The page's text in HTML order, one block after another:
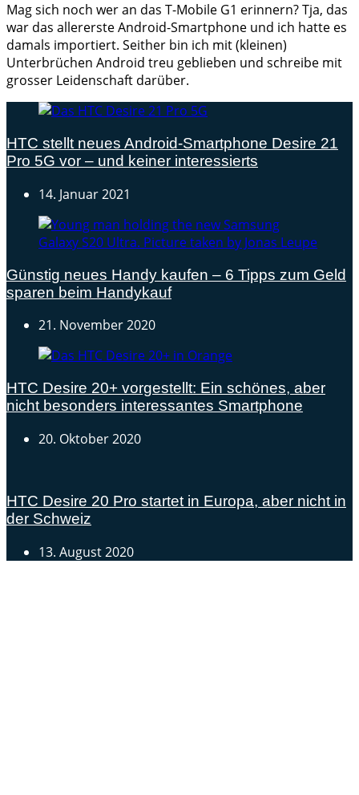
Mag sich noch wer an das T-Mobile G1 erinnern? Tja, das
war das allererste Android-Smartphone und ich hatte es
damals importiert. Seither bin ich mit (kleinen)
Unterbrüchen Android treu geblieben und schreibe mit
grosser Leidenschaft darüber.
HTC stellt neues Android-Smartphone Desire 21
Pro 5G vor – und keiner interessierts
14. Januar 2021
Günstig neues Handy kaufen – 6 Tipps zum Geld
sparen beim Handykauf
21. November 2020
HTC Desire 20+ vorgestellt: Ein schönes, aber
nicht besonders interessantes Smartphone
20. Oktober 2020
HTC Desire 20 Pro startet in Europa, aber nicht in
der Schweiz
13. August 2020